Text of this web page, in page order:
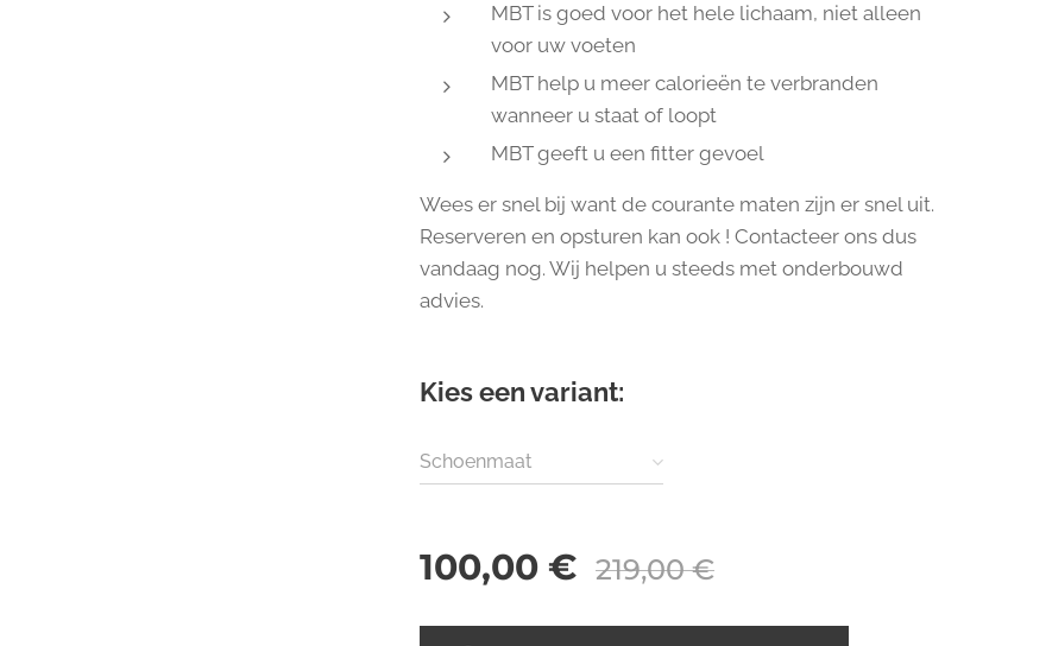
MBT is goed voor het hele lichaam, niet alleen
voor uw voeten
MBT help u meer calorieën te verbranden
wanneer u staat of loopt
MBT geeft u een fitter gevoel
Wees er snel bij want de courante maten zijn er snel uit.
Reserveren en opsturen kan ook ! Contacteer ons dus
vandaag nog. Wij helpen u steeds met onderbouwd
advies.
Kies een variant:
Schoenmaat
100,00 € 219,00€